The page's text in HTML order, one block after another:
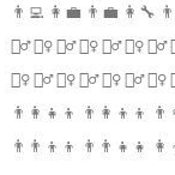
👨‍💻 👩‍💼 👨‍💼 👩‍🔧
🧙‍♂️ 🧝‍♀️ 🧝‍♂️ 🧛‍♀️ 🧛‍♂️ 🧟‍♀️
🙍‍♀️ 🙍‍♂️ 💇‍♀️ 💇‍♂️ 💆‍♀️ 💆‍♂️
👨‍👩‍👧‍👦 👨‍👩‍👦‍👦
👨‍👨‍👦‍👦 👨‍👨‍👧‍👧